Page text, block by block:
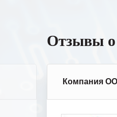
Отзывы о
Компания